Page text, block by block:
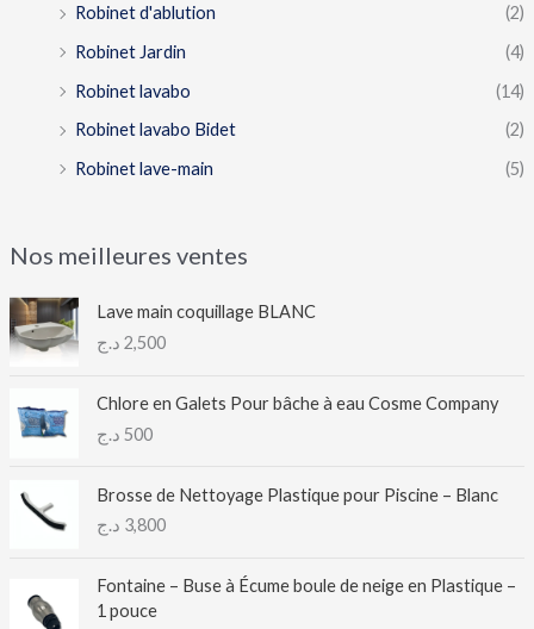
Robinet d'ablution
(2)
Robinet Jardin
(4)
Robinet lavabo
(14)
Robinet lavabo Bidet
(2)
Robinet lave-main
(5)
Nos meilleures ventes
Lave main coquillage BLANC
2,500 د.ج
Chlore en Galets Pour bâche à eau Cosme Company
500 د.ج
Brosse de Nettoyage Plastique pour Piscine – Blanc
3,800 د.ج
Fontaine – Buse à Écume boule de neige en Plastique –
1 pouce